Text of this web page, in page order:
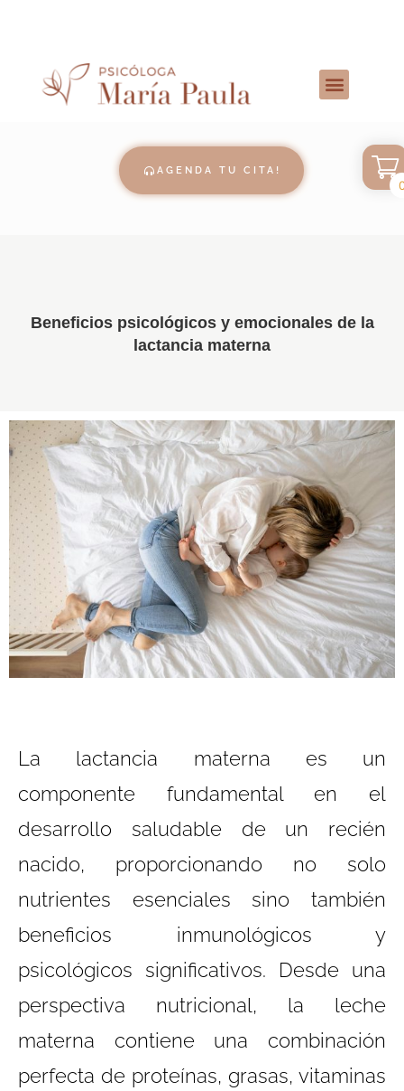
AGENDA TU CITA!
Beneficios psicológicos y emocionales de la
lactancia materna
La lactancia materna es un
componente fundamental en el
desarrollo saludable de un recién
nacido, proporcionando no solo
nutrientes esenciales sino también
beneficios inmunológicos y
psicológicos significativos. Desde una
perspectiva nutricional, la leche
materna contiene una combinación
perfecta de proteínas, grasas, vitaminas